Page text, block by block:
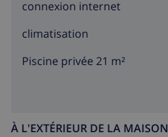
connexion internet
climatisation
Piscine privée 21 m²
À L'EXTÉRIEUR DE LA MAISON